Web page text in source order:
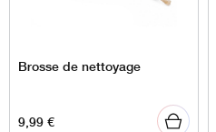
Brosse de nettoyage
9,99€